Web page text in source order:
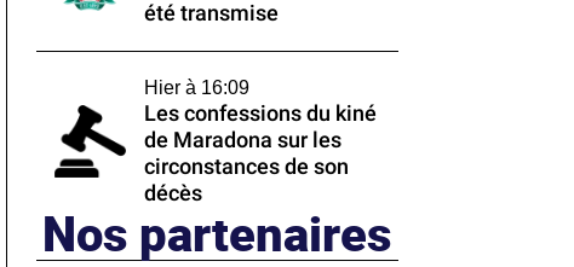
été transmise
Hier à 16:09
Les confessions du kiné
de Maradona sur les
circonstances de son
décès
Nos partenaires